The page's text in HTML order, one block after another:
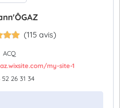
(115 avis)
ACQ
my-site-1
52 26 31 34